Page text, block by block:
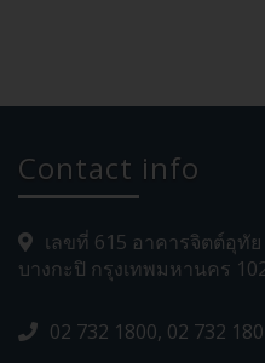
Contact info
เลขที่ 615 อาคารจิตต์อุทั
บางกะปิ กรุงเทพมหานคร
02 732 1800, 02 732